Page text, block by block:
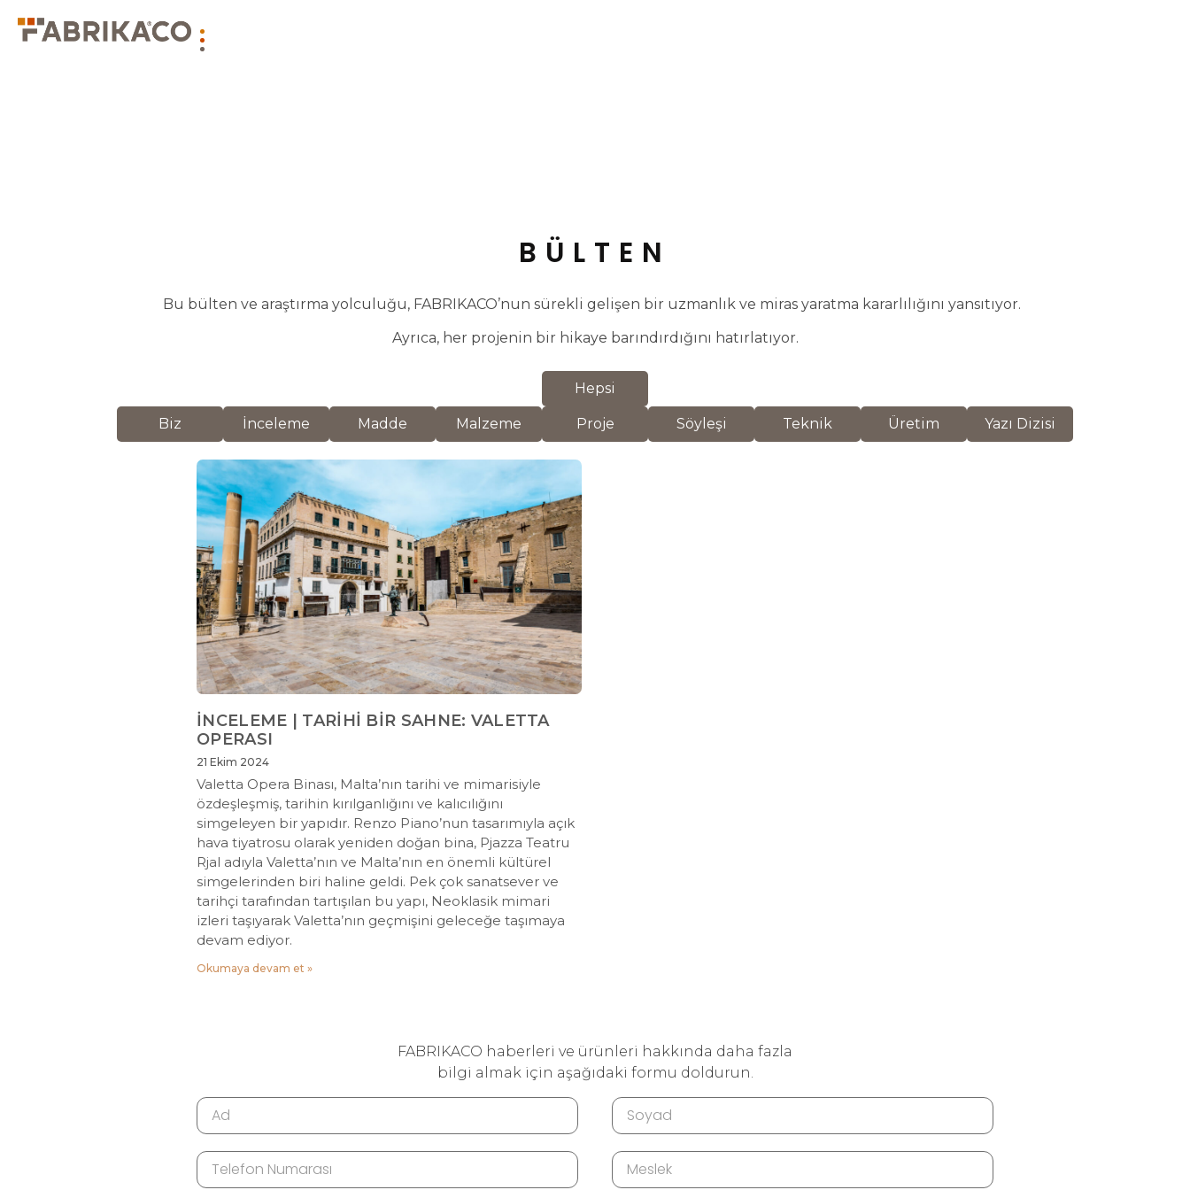
BÜLTEN
Bu bülten ve araştırma yolculuğu, FABRIKACO’nun sürekli gelişen bir uzmanlık ve miras yaratma kararlılığını yansıtıyor.
Ayrıca, her projenin bir hikaye barındırdığını hatırlatıyor.
Hepsi
Biz İnceleme Madde Malzeme Proje Söyleşi Teknik Üretim Yazı Dizisi
İNCELEME | TARİHİ BİR SAHNE: VALETTA
OPERASI
21 Ekim 2024
Valetta Opera Binası, Malta’nın tarihi ve mimarisiyle
özdeşleşmiş, tarihin kırılganlığını ve kalıcılığını
simgeleyen bir yapıdır. Renzo Piano’nun tasarımıyla açık
hava tiyatrosu olarak yeniden doğan bina, Pjazza Teatru
Rjal adıyla Valetta’nın ve Malta’nın en önemli kültürel
simgelerinden biri haline geldi. Pek çok sanatsever ve
tarihçi tarafından tartışılan bu yapı, Neoklasik mimari
izleri taşıyarak Valetta’nın geçmişini geleceğe taşımaya
devam ediyor.
Okumaya devam et »
FABRIKACO haberleri ve ürünleri hakkında daha fazla
bilgi almak için aşağıdaki formu doldurun.